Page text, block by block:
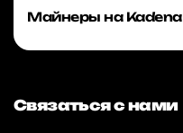
Майнеры на Kadena
Связаться с нами